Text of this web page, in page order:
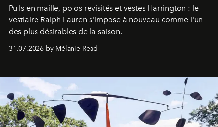
Pulls en maille, polos revisités et vestes Harrington : le
vestiaire Ralph Lauren s'impose à nouveau comme l'un
des plus désirables de la saison.
31.07.2026 by Mélanie Read